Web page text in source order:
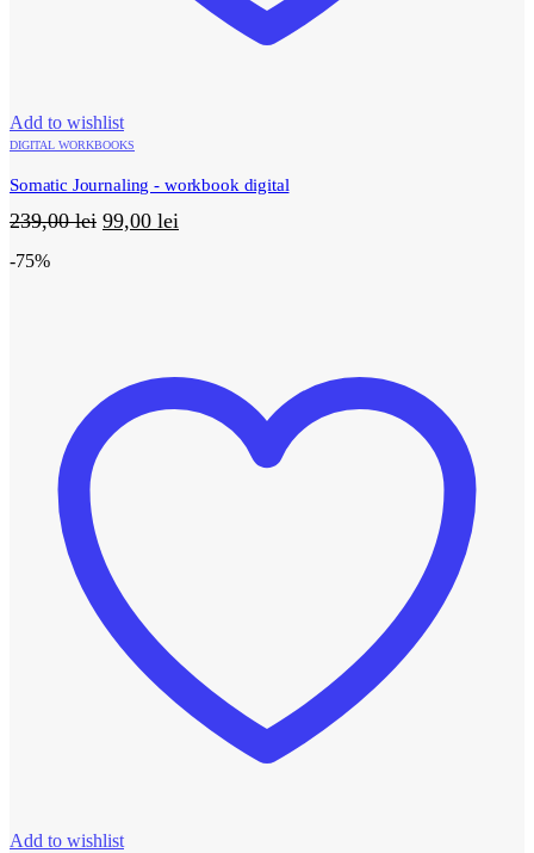
Add to wishlist
DIGITAL WORKBOOKS
Somatic Journaling - workbook digital
239,00lei Prețul
99,00 lei
-75%
Add to wishlist